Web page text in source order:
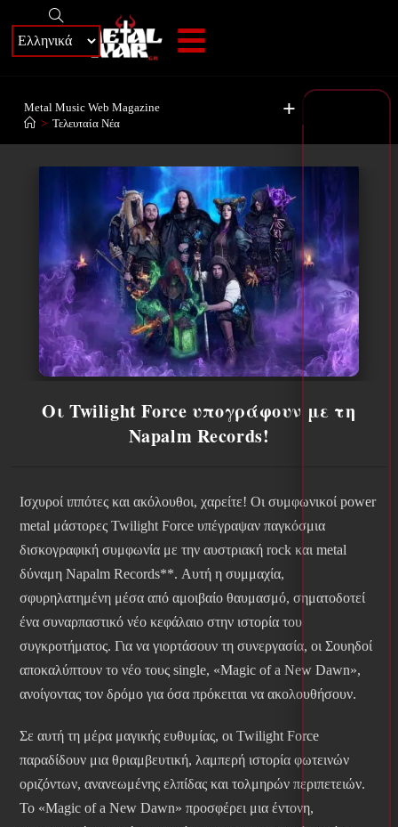
+
Metal Music Web Magazine
> Τελευταία Νέα
Οι Twilight Force υπογράφουν με τη
Napalm Records!
Ισχυροί ιππότες και ακόλουθοι, χαρείτε! Οι συμφωνικοί power
metal μάστορες Twilight Force υπέγραψαν παγκόσμια
δισκογραφική συμφωνία με την αυστριακή rock και metal
δύναμη Napalm Records**. Αυτή η συμμαχία,
σφυρηλατημένη μέσα από αμοιβαίο θαυμασμό, σηματοδοτεί
ένα συναρπαστικό νέο κεφάλαιο στην ιστορία του
συγκροτήματος. Για να γιορτάσουν τη συνεργασία, οι Σουηδοί
αποκαλύπτουν το νέο τους single, «Magic of a New Dawn»,
ανοίγοντας τον δρόμο για όσα πρόκειται να ακολουθήσουν.
Σε αυτή τη μέρα μαγικής ευθυμίας, οι Twilight Force
παραδίδουν μια θριαμβευτική, λαμπερή ιστορία φωτεινών
οριζόντων, ανανεωμένης ελπίδας και τολμηρών περιπετειών.
Το «Magic of a New Dawn» προσφέρει μια έντονη,